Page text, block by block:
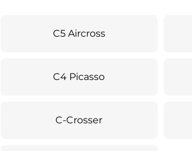
C5 Aircross
C4 Picasso
C-Crosser